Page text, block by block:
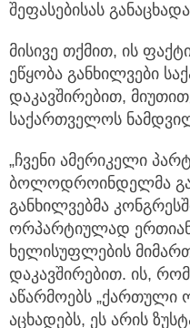
შეფასებისას
მისივე თქმით, ის
ეწყობა განხილვები
დაკავშირებით,
საქართველოს
„ჩვენი ამერიკელი
ბოლოდროინდელმა
განხილვებმა
ორპარტიულად
ხელისუფლების
დაკავშირებით. ის, რომ
აწარმოებს „ქართული
აცხადებს, ეს არის